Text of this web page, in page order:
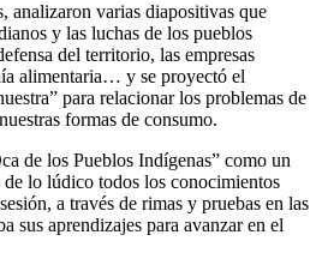
analizaron varias diapositivas que
y las luchas de los pueblos
del territorio, las empresas
alimentaria… y se proyectó el
para relacionar los problemas de
formas de consumo.
de los Pueblos Indígenas” como un
de lo lúdico todos los conocimientos
a través de rimas y pruebas en las
sus aprendizajes para avanzar en el